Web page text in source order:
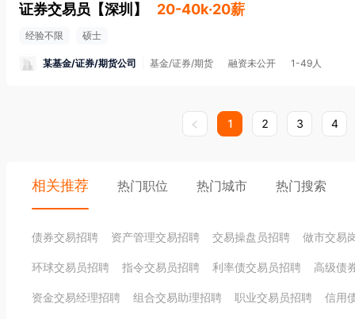
证券交易员 【深圳 】 20-40k·20薪
经验不限 硕士
某基金/证券/期货公司 基金/证券/期货 融资未公开 1-49人
1 2 3 4
相关推荐 热门职位 热门城市 热门搜索
债券交易招聘 资产管理交易招聘 交易操盘员招聘 做市交易
环球交易员招聘 指令交易员招聘 利率债交易员招聘 高级债
资金交易经理招聘 组合交易助理招聘 职业交易员招聘 信用